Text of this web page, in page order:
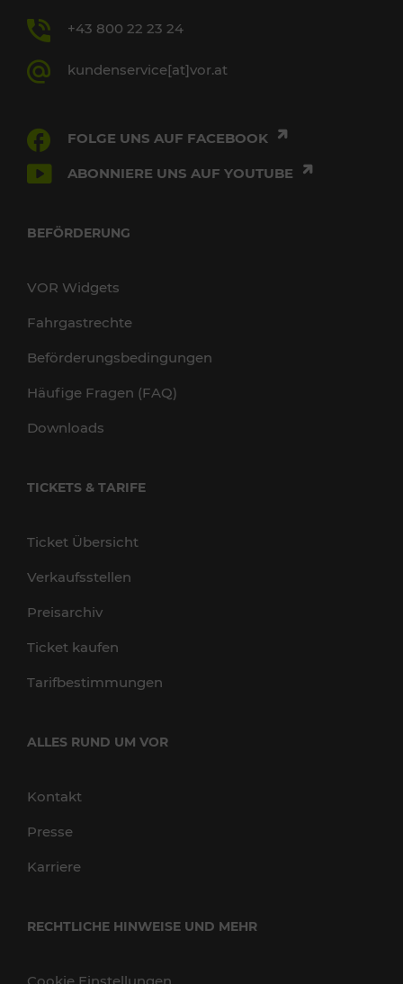
+43 800 22 23 24
kundenservice[at]vor.at
FOLGE UNS AUF FACEBOOK
ABONNIERE UNS AUF YOUTUBE
BEFÖRDERUNG
VOR Widgets
Fahrgastrechte
Beförderungsbedingungen
Häufige Fragen (FAQ)
Downloads
TICKETS & TARIFE
Ticket Übersicht
Verkaufsstellen
Preisarchiv
Ticket kaufen
Tarifbestimmungen
ALLES RUND UM VOR
Kontakt
Presse
Karriere
RECHTLICHE HINWEISE UND MEHR